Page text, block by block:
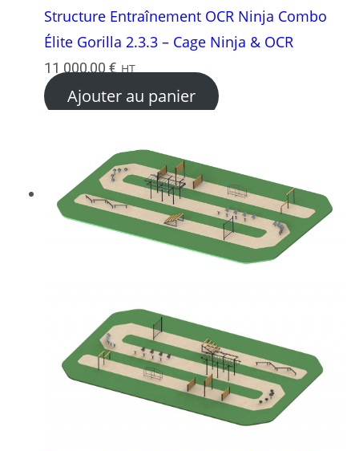
Structure Entraînement OCR Ninja Combo
Élite Gorilla 2.3.3 – Cage Ninja & OCR
11 000,00 € HT
Ajouter au panier